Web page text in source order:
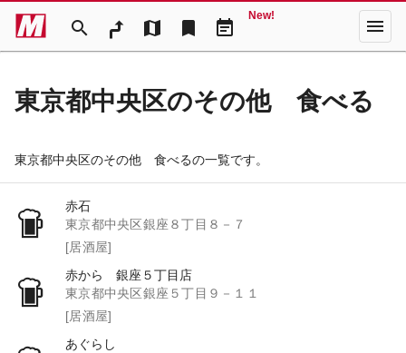
search map bookmark event_note
New! menu
東京都中央区のその他 食べる
東京都中央区のその他 食べるの一覧です。
赤石
東京都中央区銀座８丁目８－７
[居酒屋]
赤から 銀座５丁目店
東京都中央区銀座５丁目９－１１
[居酒屋]
あぐらし